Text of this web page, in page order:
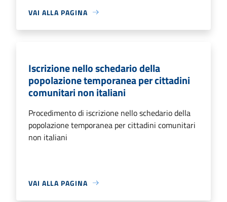
VAI ALLA PAGINA
Iscrizione nello schedario della
popolazione temporanea per cittadini
comunitari non italiani
Procedimento di iscrizione nello schedario della
popolazione temporanea per cittadini comunitari
non italiani
VAI ALLA PAGINA